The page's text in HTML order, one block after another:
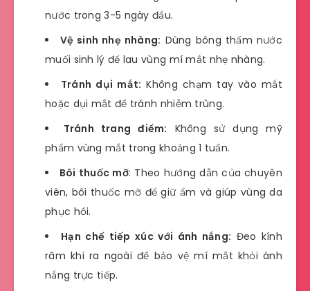
nước trong 3-5 ngày đầu.
Vệ sinh nhẹ nhàng: Dùng bông thấm nước
muối sinh lý để lau vùng mí mắt nhẹ nhàng.
Tránh dụi mắt: Không chạm tay vào mắt
hoặc dụi mắt để tránh nhiễm trùng.
Tránh trang điểm: Không sử dụng mỹ
phẩm vùng mắt trong khoảng 1 tuần.
Bôi thuốc mỡ: Theo hướng dẫn của chuyên
viên, bôi thuốc mỡ để giữ ẩm và giúp vùng da
phục hồi.
Hạn chế tiếp xúc với ánh nắng: Đeo kính
râm khi ra ngoài để bảo vệ mí mắt khỏi ánh
nắng trực tiếp.